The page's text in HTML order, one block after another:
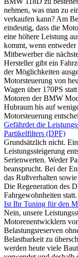
nehmen, was man zu
verkaufen kann? Am
eindeutig, dass die
eine höhere Leistung
kommt, wenn entweder
Mitbewerber die
Hersteller gibt ein
der Möglichkeiten
Motorsteuerung von
Wagen über 170PS
Motoren der BMW
Hubraum bis auf
Motorsteuerung
Gefährdet die
Partikelfilters (DPF)
Grundsätzlich nicht.
Leistungssteigerung
Serienwerten. Weder
beansprucht. Bei der
das Rußverhalten
Die Regeneration des
Fahrgewohnheiten statt.
Ist Ihr Tuning für den
Nein, unsere
Motorenentwicklern
Belastungsreserven
Belastbarkeit zu
werden heute viele